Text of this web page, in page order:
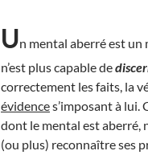
Un mental aberré est un
n’est plus capable de
correctement les faits, la
évidences’imposant à lui.
dont le mental est aberré,
(ou plus) reconnaître ses